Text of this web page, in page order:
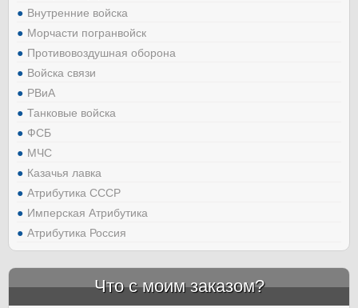
Внутренние войска
Морчасти погранвойск
Противовоздушная оборона
Войска связи
РВиА
Танковые войска
ФСБ
МЧС
Казачья лавка
Атрибутика СССР
Имперская Атрибутика
Атрибутика Россия
Что с моим заказом?